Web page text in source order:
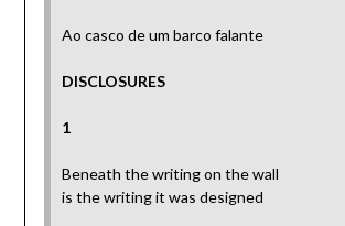
Ao casco de um barco falante
DISCLOSURES
1
Beneath the writing on the wall
is the writing it was designed